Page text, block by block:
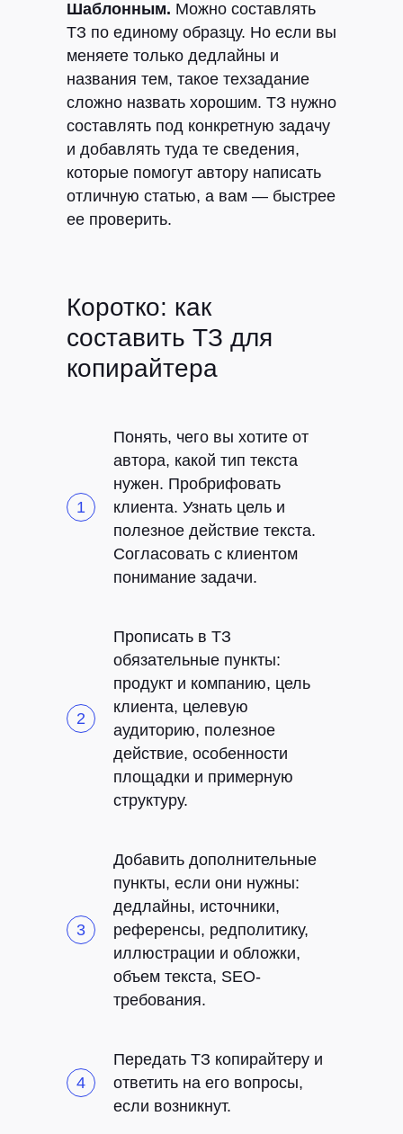
Шаблонным. Можно составлять
ТЗ по единому образцу. Но если вы
меняете только дедлайны и
названия тем, такое техзадание
сложно назвать хорошим. ТЗ нужно
составлять под конкретную задачу
и добавлять туда те сведения,
которые помогут автору написать
отличную статью, а вам — быстрее
ее проверить.
Коротко: как
составить ТЗ для
копирайтера
Понять, чего вы хотите от
автора, какой тип текста
нужен. Пробрифовать
клиента. Узнать цель и
полезное действие текста.
Согласовать с клиентом
понимание задачи.
Прописать в ТЗ
обязательные пункты:
продукт и компанию, цель
клиента, целевую
аудиторию, полезное
действие, особенности
площадки и примерную
структуру.
Добавить дополнительные
пункты, если они нужны:
дедлайны, источники,
референсы, редполитику,
иллюстрации и обложки,
объем текста, SEO-
требования.
Передать ТЗ копирайтеру и
ответить на его вопросы,
если возникнут.